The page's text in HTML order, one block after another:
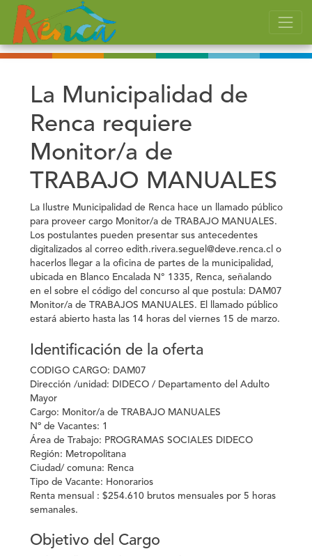
La Municipalidad de
Renca requiere
Monitor/a de
TRABAJO MANUALES
La Ilustre Municipalidad de Renca hace un llamado público
para proveer cargo Monitor/a de TRABAJO MANUALES.
Los postulantes pueden presentar sus antecedentes
digitalizados al correo edith.rivera.seguel@deve.renca.cl o
hacerlos llegar a la oficina de partes de la municipalidad,
ubicada en Blanco Encalada N° 1335, Renca, señalando
en el sobre el código del concurso al que postula: DAM07
Monitor/a de TRABAJOS MANUALES. El llamado público
estará abierto hasta las 14 horas del viernes 15 de marzo.
Identificación de la oferta
CODIGO CARGO: DAM07
Dirección /unidad: DIDECO / Departamento del Adulto
Mayor
Cargo: Monitor/a de TRABAJO MANUALES
Nº de Vacantes: 1
Área de Trabajo: PROGRAMAS SOCIALES DIDECO
Región: Metropolitana
Ciudad/ comuna: Renca
Tipo de Vacante: Honorarios
Renta mensual : $254.610 brutos mensuales por 5 horas
semanales.
Objetivo del Cargo